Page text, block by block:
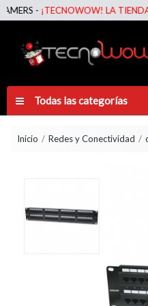
-¡TECNOWOW! LA TIENDA EN
Todas las categorías
Inicio Redes y Conectividad